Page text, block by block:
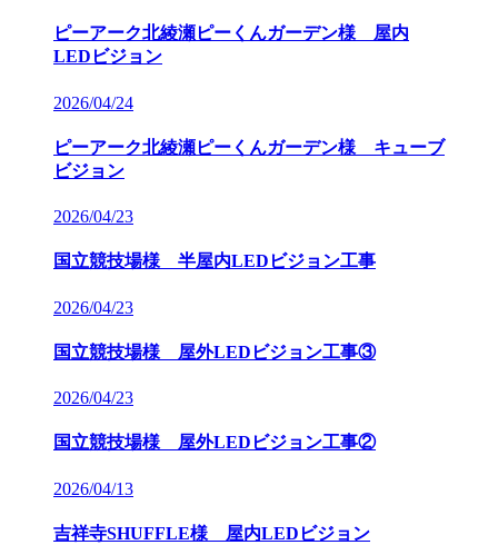
ピーアーク北綾瀬ピーくんガーデン様 屋内
LEDビジョン
2026/04/24
ピーアーク北綾瀬ピーくんガーデン様 キューブ
ビジョン
2026/04/23
国立競技場様 半屋内LEDビジョン工事
2026/04/23
国立競技場様 屋外LEDビジョン工事③
2026/04/23
国立競技場様 屋外LEDビジョン工事②
2026/04/13
吉祥寺SHUFFLE様 屋内LEDビジョン